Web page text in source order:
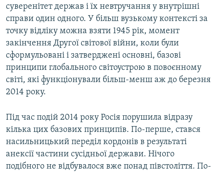
суверенітет держав і їх невтручання у внутрішні
справи один одного. У більш вузькому контексті за
точку відліку можна взяти 1945 рік, момент
закінчення Другої світової війни, коли були
сформульовані і затверджені основні, базові
принципи глобального світоустрою в повоєнному
свiтi, які функціонували більш-менш аж до березня
2014 року.
Під час подій 2014 року Росія порушила відразу
кілька цих базових принципів. По-перше, стався
насильницький переділ кордонів в результаті
анексії частини сусідньої держави. Нічого
подібного не відбувалося вже понад півстоліття. По-